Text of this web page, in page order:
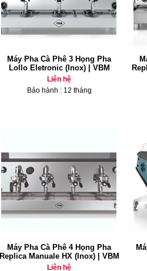
Máy Pha Cà Phê 3 Họng Pha
Lollo Eletronic (Inox) | VBM
Liên hệ
Bảo hành : 12 tháng
Máy Pha Cà Phê 4 Họng Pha
Replica Manuale HX (Inox) | VBM
Liên hệ